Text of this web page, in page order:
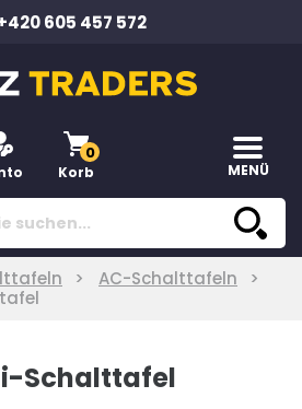
605 457 572
0
Korb MENÜ
AC-Schalttafeln
Schalttafel